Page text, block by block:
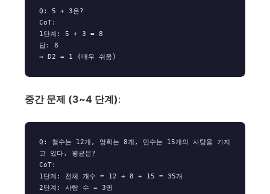
Q: 5 + 3은?
CoT:
1단계: 5 + 3 = 8
답: 8
중간 문제 (3~4 단계):
Q: 철수는 12개, 영희는 8개, 민수는 15개의 사탕을 가지
고 있다. 평균은?
CoT:
1단계: 전체 개수 = 12 + 8 + 15 = 35개
2단계: 사람 수 = 3명